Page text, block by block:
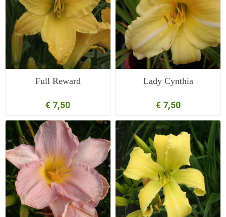
Full Reward
€ 7,50
Lady Cynthia
€ 7,50